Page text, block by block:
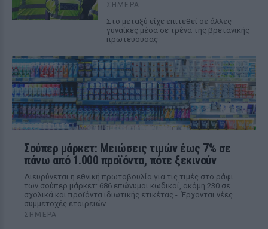
ΣΉΜΕΡΑ
Στο μεταξύ είχε επιτεθεί σε άλλες
γυναίκες μέσα σε τρένα της βρετανικής
πρωτεύουσας
Σούπερ μάρκετ: Μειώσεις τιμών έως 7% σε
πάνω από 1.000 προϊόντα, πότε ξεκινούν
Διευρύνεται η εθνική πρωτοβουλία για τις τιμές στο ράφι
των σούπερ μάρκετ: 686 επώνυμοι κωδικοί, ακόμη 230 σε
σχολικά και προϊόντα ιδιωτικής ετικέτας - Έρχονται νέες
συμμετοχές εταιρειών
ΣΉΜΕΡΑ